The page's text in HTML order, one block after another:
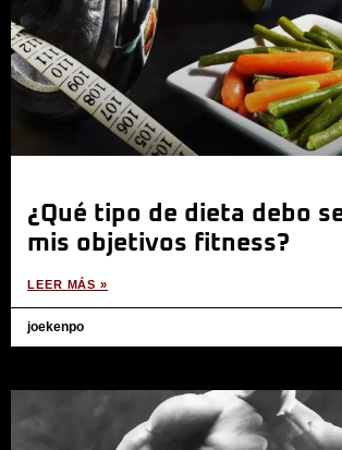
¿Qué tipo de dieta debo
mis objetivos fitness?
LEER MÁS »
joekenpo